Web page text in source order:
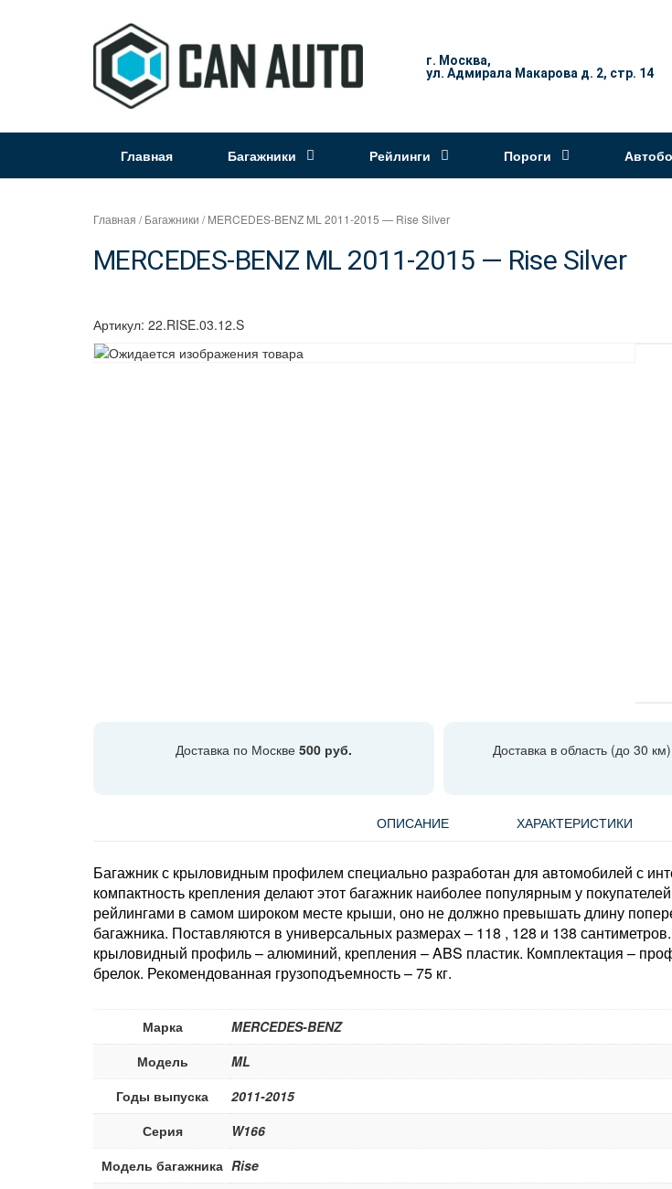
Интернет
магазин
"Can
Auto"
г. Москва,
ул. Адмирала Макарова д. 2, стр. 14
Главная Багажники Рейлинги Пороги
Главная /Багажники / MERCEDES-BENZ ML 2011-2015 — Rise Silver
MERCEDES-BENZ ML 2011-2015 — Rise Silver
Артикул: 22.RISE.03.12.S
Доставка по Москве 500 руб. Доставка в область (до 30 км)
ОПИСАНИЕ ХАРАКТЕРИСТИКИ
Багажник с крыловидным профилем специально разработан для автомобилей с
компактность крепления делают этот багажник наиболее популярным у
рейлингами в самом широком месте крыши, оно не должно превышать длину
багажника. Поставляются в универсальных размерах – 118 , 128 и 138
крыловидный профиль – алюминий, крепления – ABS пластик. Комплектация –
брелок. Рекомендованная грузоподъемность – 75 кг.
Марка
MERCEDES-BENZ
Модель
ML
Годы выпуска
2011-2015
Серия
W166
Модель багажника Rise